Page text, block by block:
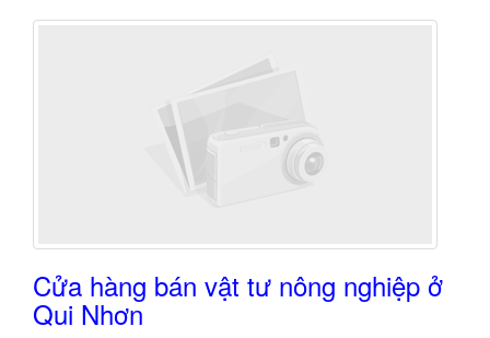
Cửa hàng bán vật tư nông nghiệp ở
Qui Nhơn